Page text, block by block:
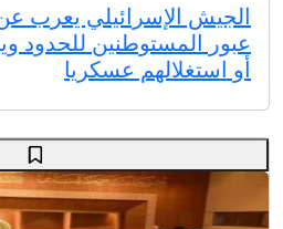
الجيش الإسرائيلي يعرب
عبور المستوطنين للحدود
أو استغلالهم عسكريا